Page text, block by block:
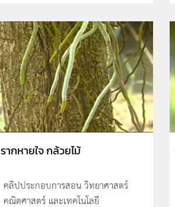
รากหายใจ กล้วยไม้
คลิปประกอบการสอน วิทยาศาสตร์
คณิตศาสตร์ และเทคโนโลยี